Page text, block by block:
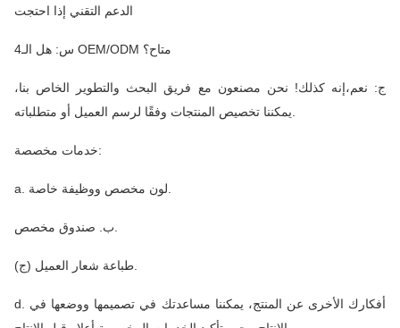
الدعم التقني إذا احتجت
4س: هل الـ OEM/ODM متاح؟
ج: نعم،إنه كذلك! نحن مصنعون مع فريق البحث والتطوير الخاص بنا،
خدمات مخصصة:
d. أفكارك الأخرى عن المنتج، يمكننا مساعدتك في تصميمها ووضعها في